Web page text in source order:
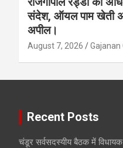
संदेश, ऑयल पाम खेती
अपील।
August 7, 2026 Gajanan
Recent Posts
चंडूर सर्वसदस्यीय बैठक में विधायक